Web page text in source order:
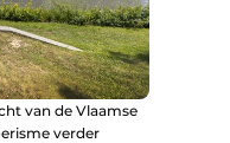
van de Vlaamse
verder